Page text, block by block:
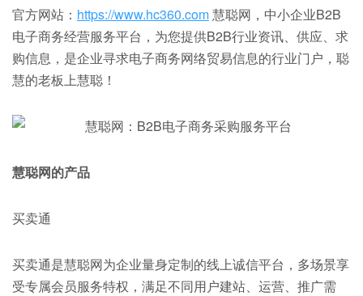
官方网站： https://www.hc360.com慧聪网，中小企业B2B
电子商务经营服务平台，为您提供B2B行业资讯、供应、求
购信息，是企业寻求电子商务网络贸易信息的行业门户，聪
慧的老板上慧聪！
慧聪网的产品
买卖通
买卖通是慧聪网为企业量身定制的线上诚信平台，多场景享
受专属会员服务特权，满足不同用户建站、运营、推广需